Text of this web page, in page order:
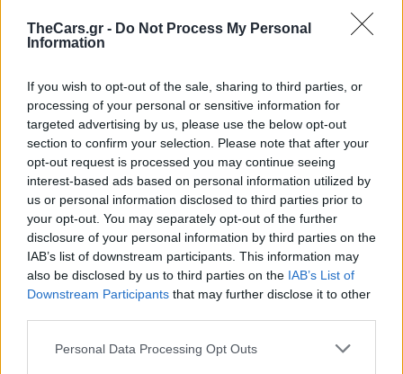
TheCars.gr - Do Not Process My Personal
Information
If you wish to opt-out of the sale, sharing to third parties, or
processing of your personal or sensitive information for
targeted advertising by us, please use the below opt-out
section to confirm your selection. Please note that after your
opt-out request is processed you may continue seeing
interest-based ads based on personal information utilized by
us or personal information disclosed to third parties prior to
your opt-out. You may separately opt-out of the further
disclosure of your personal information by third parties on the
IAB’s list of downstream participants. This information may
also be disclosed by us to third parties on the IAB’s List of
Downstream Participants that may further disclose it to other
Personal Data Processing Opt Outs
TheCars.gr|16/02/2026 20:00
Η Volkswagen παρουσιάζει το νέο
T-Roc